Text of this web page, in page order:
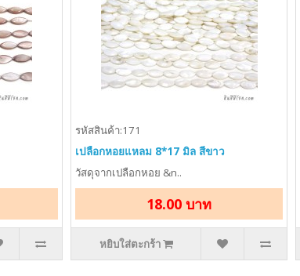
รหัสสินค้า:171
เปลือกหอยแหลม 8*17 มิล สีขาว
วัสดุจากเปลือกหอย &n..
18.00 บาท
หยิบใส่ตะกร้า